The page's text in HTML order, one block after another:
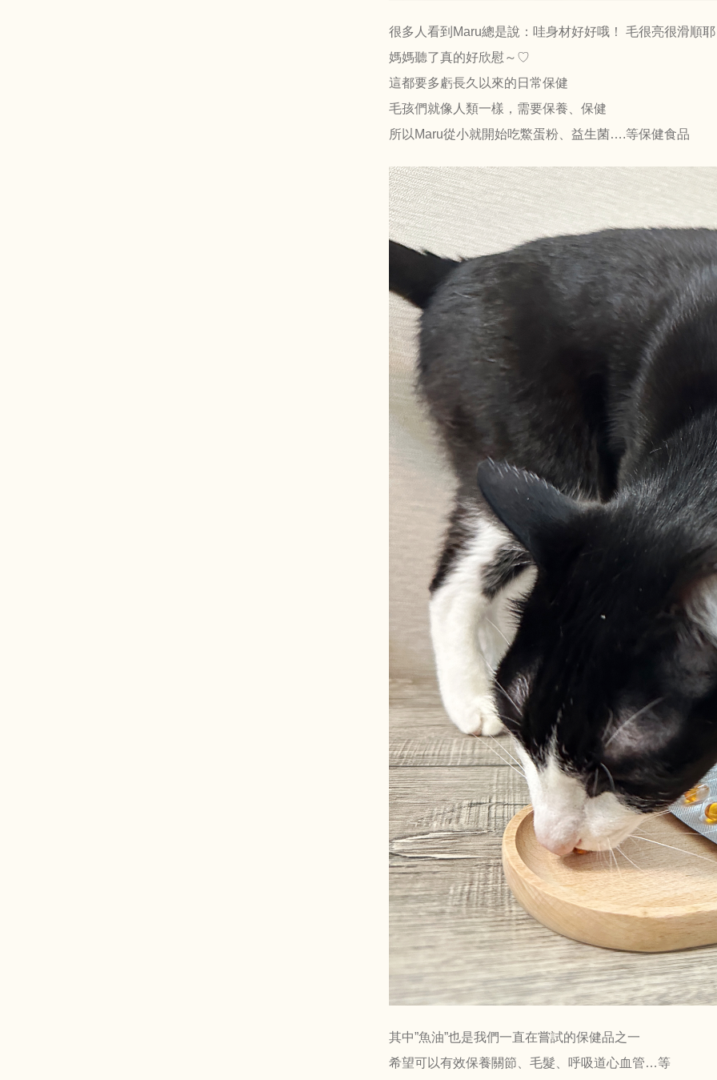
很多人看到Maru總是說：哇身材好好哦！ 毛很亮很滑順
媽媽聽了真的好欣慰～♡
這都要多虧長久以來的日常保健
毛孩們就像人類一樣，需要保養、保健
所以Maru從小就開始吃鱉蛋粉、益生菌….等保健食品
其中”魚油”也是我們一直在嘗試的保健品之一
希望可以有效保養關節、毛髮、呼吸道心血管…等